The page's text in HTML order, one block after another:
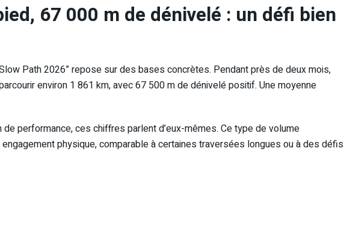
67 000 m de dénivelé : un défi bien
Path 2026” repose sur des bases concrètes. Pendant près de deux mois,
environ 1 861 km, avec 67 500 m de dénivelé positif. Une moyenne
performance, ces chiffres parlent d’eux-mêmes. Ce type de volume
physique, comparable à certaines traversées longues ou à des défis